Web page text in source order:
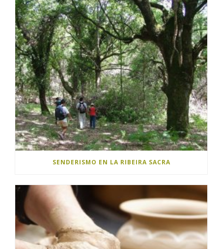
SENDERISMO EN LA RIBEIRA SACRA